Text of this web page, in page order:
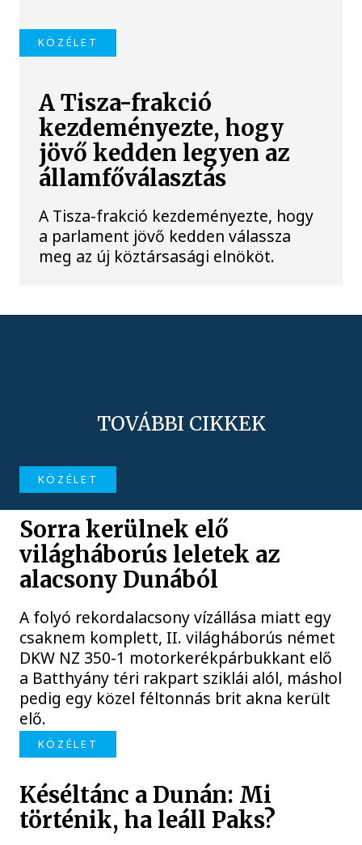
KÖZÉLET
A Tisza-frakció
kezdeményezte, hogy
jövő kedden legyen az
államfőválasztás
A Tisza-frakció kezdeményezte, hogy
a parlament jövő kedden válassza
meg az új köztársasági elnököt.
TOVÁBBI CIKKEK
KÖZÉLET
Sorra kerülnek elő
világháborús leletek az
alacsony Dunából
A folyó rekordalacsony vízállása miatt egy
csaknem komplett, II. világháborús német
DKW NZ 350-1 motorkerékpárbukkant elő
a Batthyány téri rakpart sziklái alól, máshol
pedig egy közel féltonnás brit akna került
elő.
KÖZÉLET
Késéltánc a Dunán: Mi
történik, ha leáll Paks?